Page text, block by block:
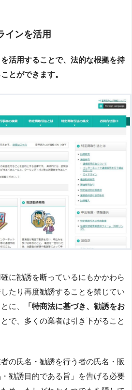
インを活用
活用することで、法的な根拠を持
とができます。
に勧誘を断っているにもかかわら
たり再度勧誘することを禁じてい
に、
「特商法に基づき、勧誘をお
とで、多くの業者は引き下がること
の氏名・勧誘を行う者の氏名・販
勧誘目的である旨」を告げる必要